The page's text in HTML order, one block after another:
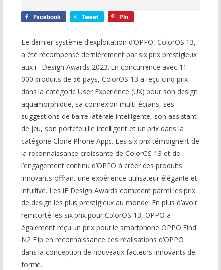
Facebook Tweet Pin
Le dernier système d’exploitation d’OPPO, ColorOS 13,
a été récompensé dernièrement par six prix prestigieux
aux iF Design Awards 2023. En concurrence avec 11
000 produits de 56 pays, ColorOS 13 a reçu cinq prix
dans la catégorie User Experience (UX) pour son design
aquamorphique, sa connexion multi-écrans, ses
suggestions de barre latérale intelligente, son assistant
de jeu, son portefeuille intelligent et un prix dans la
catégorie Clone Phone Apps. Les six prix témoignent de
la reconnaissance croissante de ColorOS 13 et de
l’engagement continu d’OPPO à créer des produits
innovants offrant une expérience utilisateur élégante et
intuitive. Les iF Design Awards comptent parmi les prix
de design les plus prestigieux au monde. En plus d’avoir
remporté les six prix pour ColorOS 13, OPPO a
également reçu un prix pour le smartphone OPPO Find
N2 Flip en reconnaissance des réalisations d’OPPO
dans la conception de nouveaux facteurs innovants de
forme.